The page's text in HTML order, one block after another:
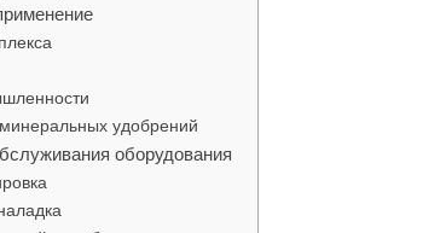
удобрений
оборудования